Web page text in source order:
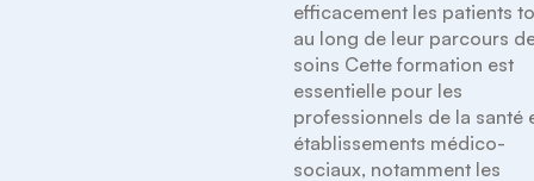
efficacement les patients
au long de leur parcours
soins Cette formation est
essentielle pour les
professionnels de la santé
établissements médico-
sociaux, notamment les